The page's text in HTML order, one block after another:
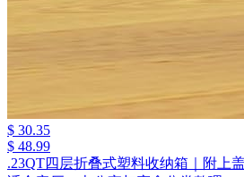
$ 30.35
$ 48.99
.23QT四层折叠式塑料收纳箱｜附上